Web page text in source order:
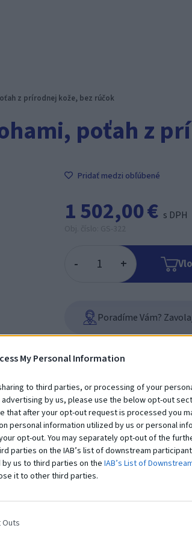
My Personal Information
to third parties, or processing of your
by us, please use the below opt-out
that after your opt-out request is processed you
personal information utilized by us or personal
opt-out. You may separately opt-out of the
parties on the IAB’s list of downstream
us to third parties on the IAB’s List of
it to other third parties.
Outs
z prírodnej kože, bez rúčok
poťah z
Pridať medzi obľúbené
1 502,00 € s DPH
- +
Poradíme Vám?
Zákazníci si tiež